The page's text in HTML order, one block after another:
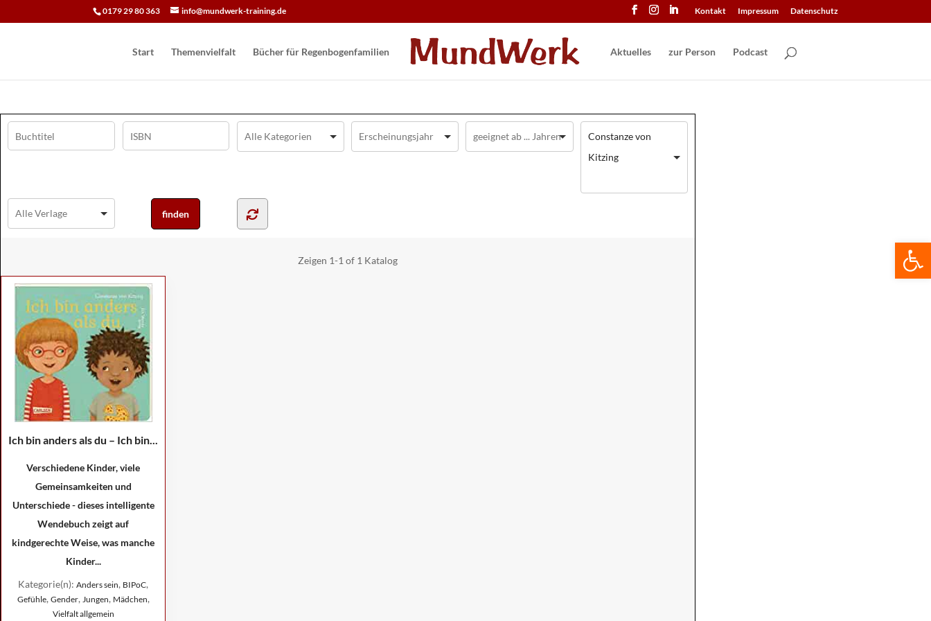
0179 29 80 363 info@mundwerk-training.de Kontakt Impressum Datenschutz
Start Themenvielfalt Bücher für Regen­bogen­familien Aktuelles zur Person Podcast
Constanze von
Kitzing
Zeigen 1-1 of 1 Katalog
Ich bin anders als du – Ich bin...
Verschiedene Kinder, viele
Gemeinsamkeiten und
Unterschiede - dieses intelligente
Wendebuch zeigt auf
kindgerechte Weise, was manche
Kinder...
Kategorie(n): Anders sein, BIPoC,
Gefühle, Gender, Jungen, Mädchen,
Vielfalt allgemein